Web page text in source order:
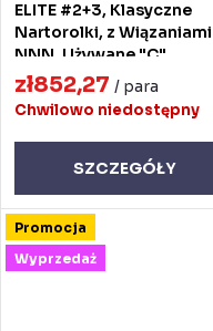
ELITE #2+3, Klasyczne
Nartorolki, z Wiązaniami
NNN, Używane "C"
zł852,27 / para
Chwilowo niedostępny
SZCZEGÓŁY
Promocja
Wyprzedaż